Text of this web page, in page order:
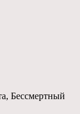
Бессмертный